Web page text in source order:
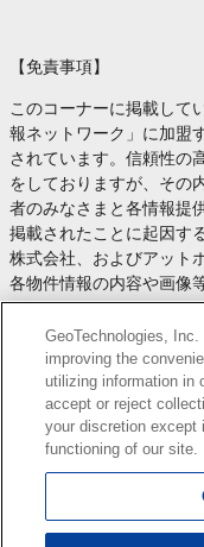
【免責事項】
このコーナーに掲載して
報ネットワーク」に加盟
されています。信頼性の
をしておりますが、その
者のみなさまと各情報提
掲載されたことに起因す
株式会社、およびアット
各物件情報の内容や画像
す。
お取引等（お取引の準備
や契約条件等について、
身でご確認の上、判断し
このコーナーへの物件情
ョン等についての不動産
します。
GeoTechnologies,
improving the
utilizing information in
accept or reject
your discretion except
functioning of our site.